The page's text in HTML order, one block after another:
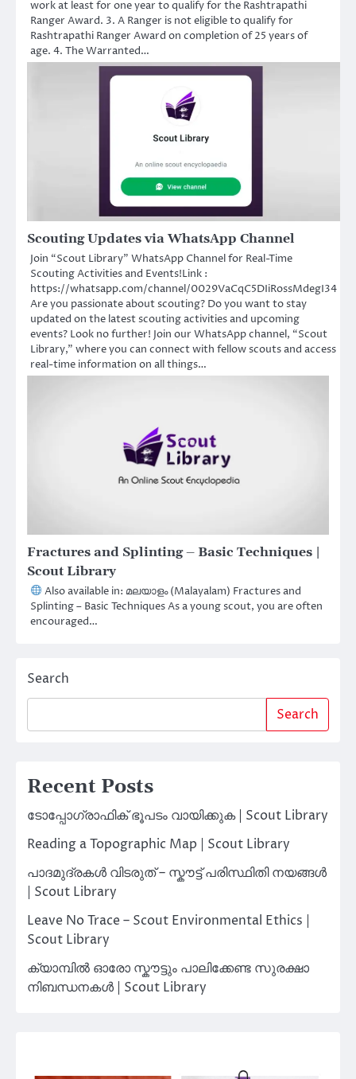
work at least for one year to qualify for the Rashtrapathi
Ranger Award. 3. A Ranger is not eligible to qualify for
Rashtrapathi Ranger Award on completion of 25 years of
age. 4. The Warranted…
Scouting Updates via WhatsApp Channel
Join “Scout Library” WhatsApp Channel for Real-Time
Scouting Activities and Events!Link :
https://whatsapp.com/channel/0029VaCqC5DIiRossMdegI34
Are you passionate about scouting? Do you want to stay
updated on the latest scouting activities and upcoming
events? Look no further! Join our WhatsApp channel, “Scout
Library,” where you can connect with fellow scouts and access
real-time information on all things…
Fractures and Splinting – Basic Techniques |
Scout Library
Also available in: മലയാളം (Malayalam) Fractures and
Splinting – Basic Techniques As a young scout, you are often
encouraged…
Search
Search
Recent Posts
ടോപ്പോഗ്രാഫിക് ഭൂപടം വായിക്കുക | Scout Library
Reading a Topographic Map | Scout Library
പാദമുദ്രകൾ വിടരുത് – സ്കൗട്ട് പരിസ്ഥിതി നയങ്ങൾ
| Scout Library
Leave No Trace – Scout Environmental Ethics |
Scout Library
ക്യാമ്പിൽ ഓരോ സ്കൗട്ടും പാലിക്കേണ്ട സുരക്ഷാ
നിബന്ധനകൾ | Scout Library